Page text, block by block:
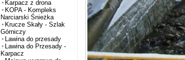
Karpacz z drona
KOPA - Kompleks
Narciarski Śnieżka
Krucze Skały - Szlak
Górniczy
Lawina do przesady
Lawina do Przesady -
Karpacz